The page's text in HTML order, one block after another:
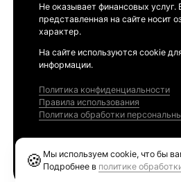
Не оказывает финансовых услуг.
представленная на сайте носит
характер.
На сайте используются cookie
информации.
Политика конфиденциальности
Правила использования
Политика обработки
🍪 Мы используем cookie, что бы
Подробнее в политике
Ethereum GAS Tracker